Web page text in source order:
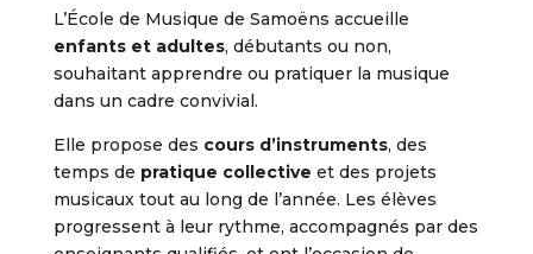
L’École de Musique de Samoëns accueille
enfants et adultes, débutants ou non,
souhaitant apprendre ou pratiquer la musique
dans un cadre convivial.
Elle propose des cours d’instruments, des
temps de pratique collective et des projets
musicaux tout au long de l’année. Les élèves
progressent à leur rythme, accompagnés par des